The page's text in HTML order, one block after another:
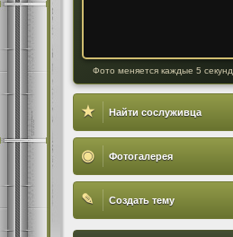
Фото меняется каждые 5 секунд
★ Найти сослуживца
◉ Фотогалерея
✎ Создать тему